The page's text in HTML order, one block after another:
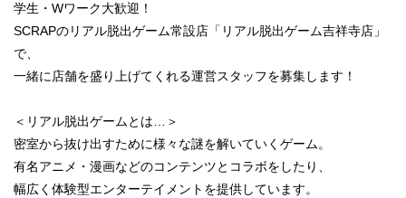
学生・Wワーク大歓迎！
SCRAPのリアル脱出ゲーム常設店「リアル脱出ゲーム吉祥寺店」
で、
一緒に店舗を盛り上げてくれる運営スタッフを募集します！
＜リアル脱出ゲームとは…＞
密室から抜け出すために様々な謎を解いていくゲーム。
有名アニメ・漫画などのコンテンツとコラボをしたり、
幅広く体験型エンターテイメントを提供しています。